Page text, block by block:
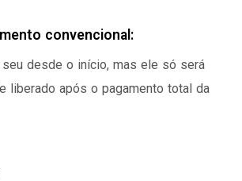
convencional:
seu desde o início, mas ele só será
liberado após o pagamento total da